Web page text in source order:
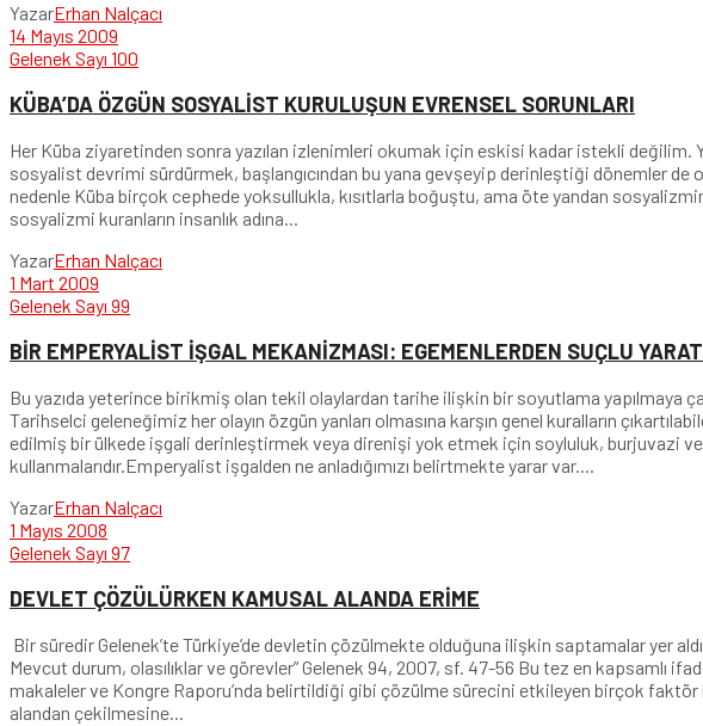
YazarErhan Nalçacı
14 Mayıs 2009
Gelenek Sayı 100
KÜBA’DA ÖZGÜN SOSYALİST KURULUŞUN EVRENSEL SORUNLARI
Her Küba ziyaretinden sonra yazılan izlenimleri okumak için eskisi kadar istekli değilim.
sosyalist devrimi sürdürmek, başlangıcından bu yana gevşeyip derinleştiği dönemler
nedenle Küba birçok cephede yoksullukla, kısıtlarla boğuştu, ama öte yandan
sosyalizmi kuranların insanlık adına...
YazarErhan Nalçacı
1 Mart 2009
Gelenek Sayı 99
BİR EMPERYALİST İŞGAL MEKANİZMASI: EGEMENLERDEN SUÇLU
Bu yazıda yeterince birikmiş olan tekil olaylardan tarihe ilişkin bir soyutlama yapılmaya
Tarihselci geleneğimiz her olayın özgün yanları olmasına karşın genel kuralların
edilmiş bir ülkede işgali derinleştirmek veya direnişi yok etmek için soyluluk, burjuvazi
kullanmalarıdır.Emperyalist işgalden ne anladığımızı belirtmekte yarar var....
YazarErhan Nalçacı
1 Mayıs 2008
Gelenek Sayı 97
DEVLET ÇÖZÜLÜRKEN KAMUSAL ALANDA ERİME
Bir süredir Gelenek’te Türkiye’de devletin çözülmekte olduğuna ilişkin saptamalar yer
Mevcut durum, olasılıklar ve görevler” Gelenek 94, 2007, sf. 47-56 Bu tez en kapsamlı
makaleler ve Kongre Raporu’nda belirtildiği gibi çözülme sürecini etkileyen birçok
alandan çekilmesine...